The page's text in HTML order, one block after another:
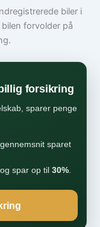
biler i
forvolder på
forsikring
sparer penge
sparet
spar op til 30%.